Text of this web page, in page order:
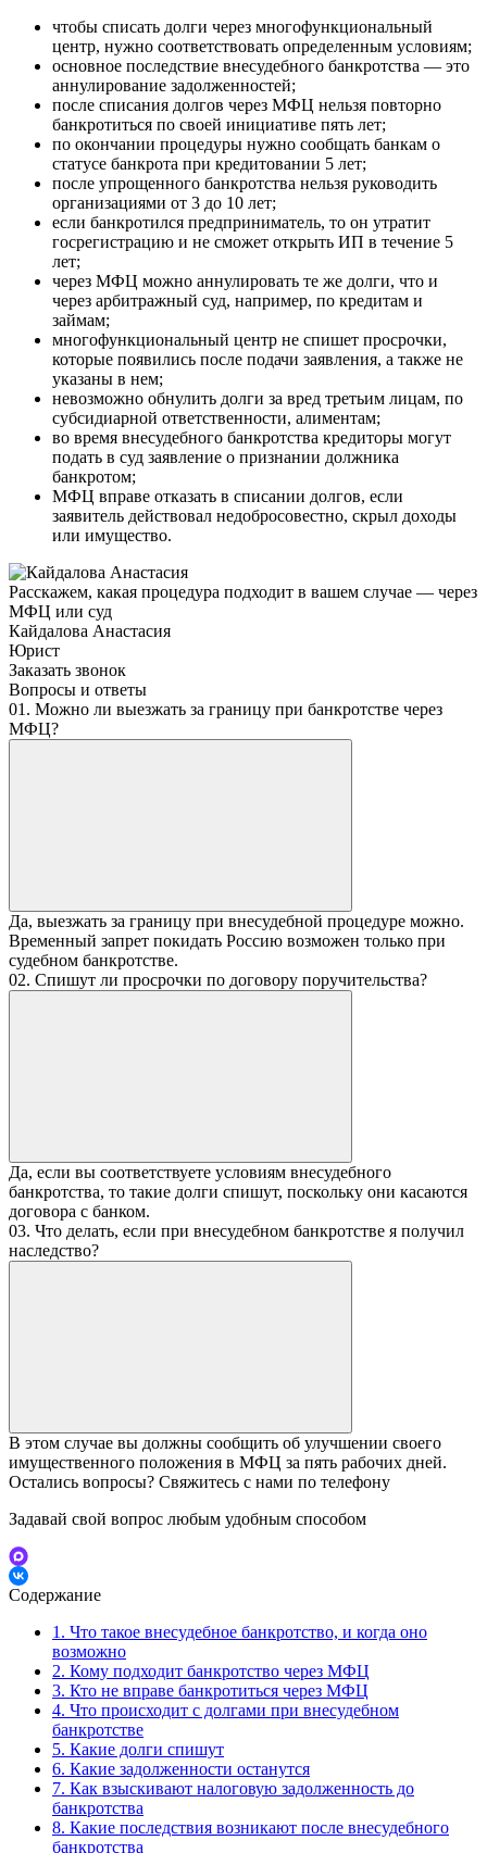
чтобы списать долги через многофункциональный
центр, нужно соответствовать определенным условиям;
основное последствие внесудебного банкротства — это
аннулирование задолженностей;
после списания долгов через МФЦ нельзя повторно
банкротиться по своей инициативе пять лет;
по окончании процедуры нужно сообщать банкам о
статусе банкрота при кредитовании 5 лет;
после упрощенного банкротства нельзя руководить
организациями от 3 до 10 лет;
если банкротился предприниматель, то он утратит
госрегистрацию и не сможет открыть ИП в течение 5
лет;
через МФЦ можно аннулировать те же долги, что и
через арбитражный суд, например, по кредитам и
займам;
многофункциональный центр не спишет просрочки,
которые появились после подачи заявления, а также не
указаны в нем;
невозможно обнулить долги за вред третьим лицам, по
субсидиарной ответственности, алиментам;
во время внесудебного банкротства кредиторы могут
подать в суд заявление о признании должника
банкротом;
МФЦ вправе отказать в списании долгов, если
заявитель действовал недобросовестно, скрыл доходы
или имущество.
Расскажем, какая процедура подходит в вашем случае — через
МФЦ или суд
Кайдалова Анастасия
Юрист
Заказать звонок
Вопросы и ответы
01. Можно ли выезжать за границу при банкротстве через
МФЦ?
Да, выезжать за границу при внесудебной процедуре можно.
Временный запрет покидать Россию возможен только при
судебном банкротстве.
02. Спишут ли просрочки по договору поручительства?
Да, если вы соответствуете условиям внесудебного
банкротства, то такие долги спишут, поскольку они касаются
договора с банком.
03. Что делать, если при внесудебном банкротстве я получил
наследство?
В этом случае вы должны сообщить об улучшении своего
имущественного положения в МФЦ за пять рабочих дней.
Остались вопросы? Свяжитесь с нами по телефону
Задавай свой вопрос любым удобным способом
Содержание
1. Что такое внесудебное банкротство, и когда оно
возможно
2. Кому подходит банкротство через МФЦ
3. Кто не вправе банкротиться через МФЦ
4. Что происходит с долгами при внесудебном
банкротстве
5. Какие долги спишут
6. Какие задолженности останутся
7. Как взыскивают налоговую задолженность до
банкротства
8. Какие последствия возникают после внесудебного
банкротства